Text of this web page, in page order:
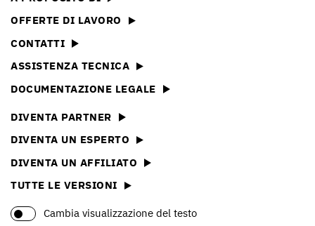
OFFERTE DI LAVORO
CONTATTI
ASSISTENZA TECNICA
DOCUMENTAZIONE LEGALE
DIVENTA PARTNER
DIVENTA UN ESPERTO
DIVENTA UN AFFILIATO
TUTTE LE VERSIONI
Cambia visualizzazione del testo